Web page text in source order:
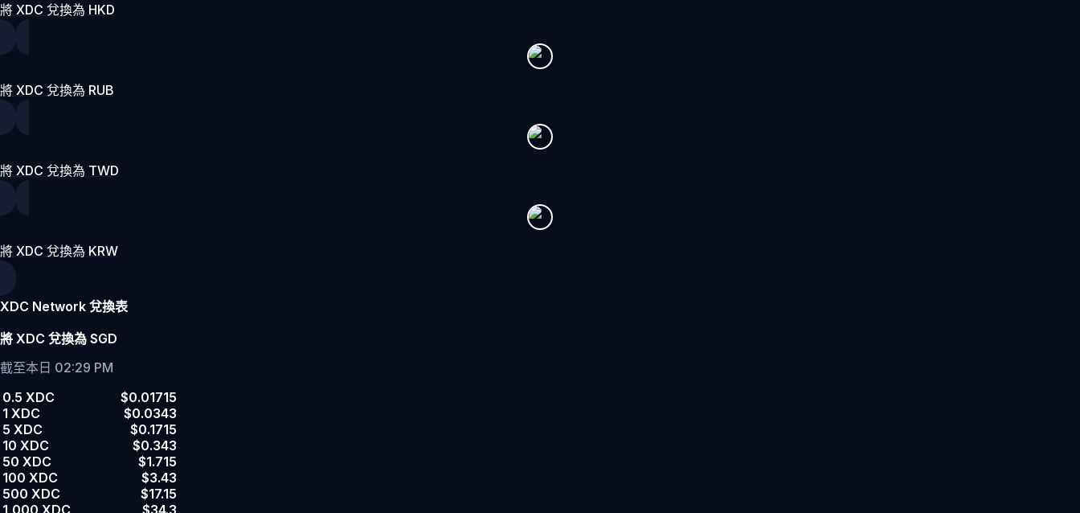
將 XDC 兌換為 HKD
將 XDC 兌換為 RUB
將 XDC 兌換為 TWD
將 XDC 兌換為 KRW
XDC Network 兌換表
將 XDC 兌換為 SGD
截至本日 02:29 PM
0.5 XDC
$0.01715
1 XDC
$0.0343
5 XDC
$0.1715
10 XDC
$0.343
50 XDC
$1.715
100 XDC
$3.43
500 XDC
$17.15
1,000 XDC
$34.3